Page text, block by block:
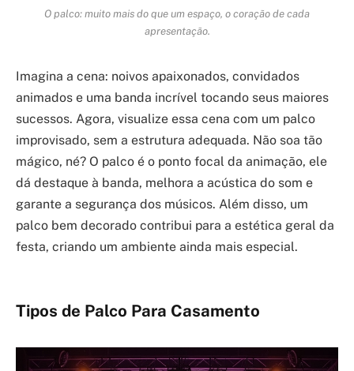
O palco: muito mais do que um espaço, o coração de cada
apresentação.
Imagina a cena: noivos apaixonados, convidados
animados e uma banda incrível tocando seus maiores
sucessos. Agora, visualize essa cena com um palco
improvisado, sem a estrutura adequada. Não soa tão
mágico, né? O palco é o ponto focal da animação, ele
dá destaque à banda, melhora a acústica do som e
garante a segurança dos músicos. Além disso, um
palco bem decorado contribui para a estética geral da
festa, criando um ambiente ainda mais especial.
Tipos de Palco Para Casamento